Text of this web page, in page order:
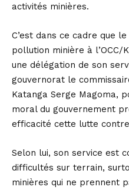
activités minières.
C’est dans ce cadre que
pollution minière à l’OCC/
une délégation de son
gouvernorat le
Katanga Serge Magoma,
moral du gouvernement
efficacité cette lutte
Selon lui, son service est
difficultés sur terrain,
minières qui ne prennent